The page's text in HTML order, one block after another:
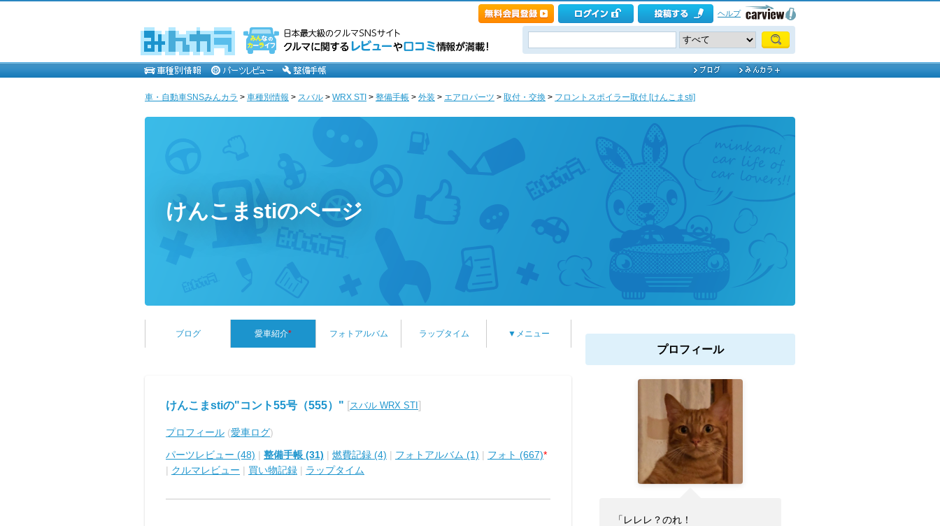
ヘルプ
車・自動車SNSみんカラ > 車種別情報 > スバル > WRX STI > 整備手帳 > 外装 > エアロパーツ > 取付・交換 > フロントスポイラー取付 [けんこまsti]
けんこまstiのページ
ブログ 愛車紹介* フォトアルバム ラップタイム ▼メニュー
けんこまstiの"コント55号（555）" [スバル WRX STI ]
プロフィール (愛車ログ)
パーツレビュー (48) | 整備手帳 (31) | 燃費記録 (4) | フォトアルバム (1) | フォト (667)*
| クルマレビュー | 買い物記録 | ラップタイム
プロフィール
「レレレ？のれ！